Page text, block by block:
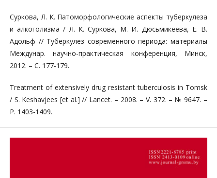
Суркова, Л. К. Патоморфологические аспекты туберкулеза
и алкоголизма / Л. К. Суркова, М. И. Дюсьмикеева, Е. В.
Адольф // Туберкулез современного периода: материалы
Междунар. научно-практическая конференция, Минск,
2012. – С. 177-179.
Treatment of extensively drug resistant tuberculosis in Tomsk
/ S. Keshavjees [et al.] // Lancet. – 2008. – V. 372. – № 9647. –
P. 1403-1409.